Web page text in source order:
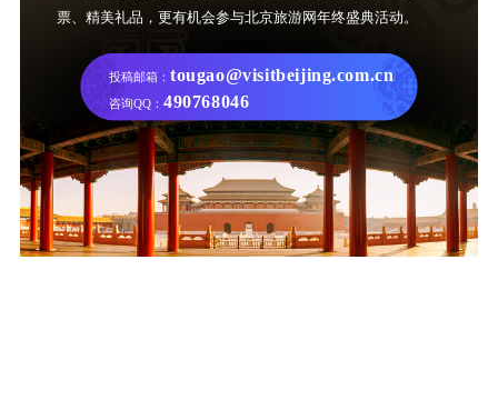
票、精美礼品，更有机会参与北京旅游网年终盛典活动。
投稿邮箱： tougao@visitbeijing.com.cn
咨询QQ： 490768046